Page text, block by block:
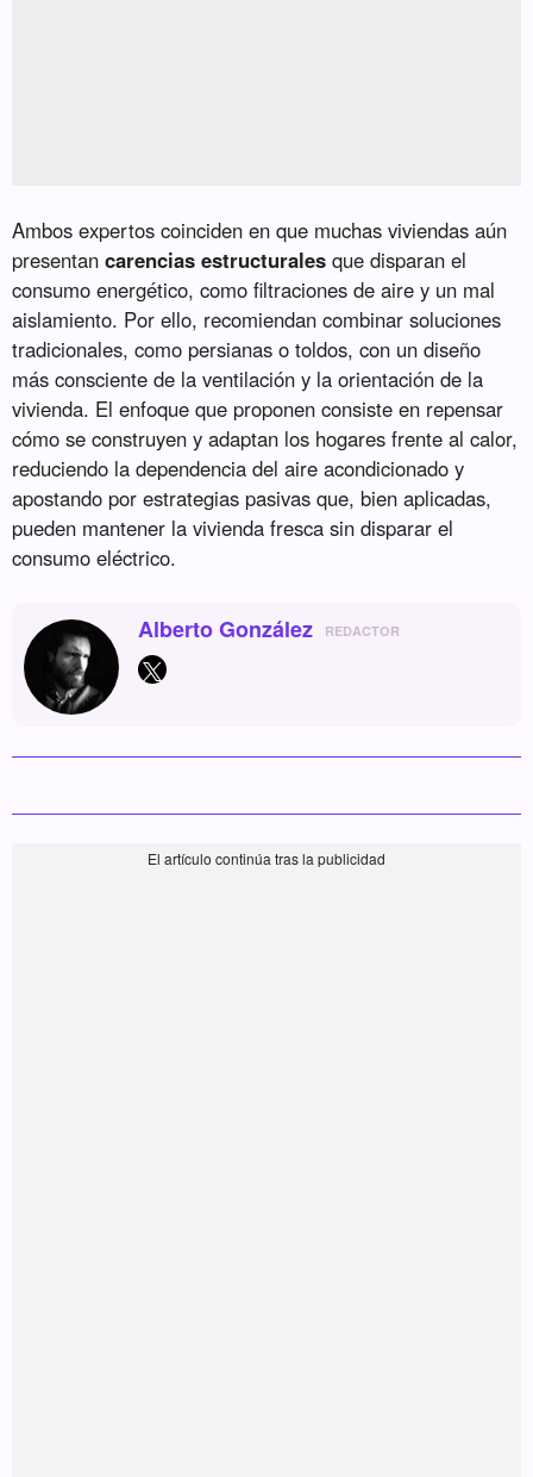
Ambos expertos coinciden en que muchas viviendas aún
presentancarencias estructurales que disparan el
consumo energético, como filtraciones de aire y un mal
aislamiento. Por ello, recomiendan combinar soluciones
tradicionales, como persianas o toldos, con un diseño
más consciente de la ventilación y la orientación de la
vivienda. El enfoque que proponen consiste en repensar
cómo se construyen y adaptan los hogares frente al calor,
reduciendo la dependencia del aire acondicionado y
apostando por estrategias pasivas que, bien aplicadas,
pueden mantener la vivienda fresca sin disparar el
consumo eléctrico.
Alberto González REDACTOR